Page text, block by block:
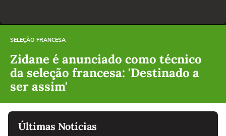
SELEÇÃO FRANCESA
Zidane é anunciado como técnico
da seleção francesa: 'Destinado a
ser assim'
Últimas Notícias